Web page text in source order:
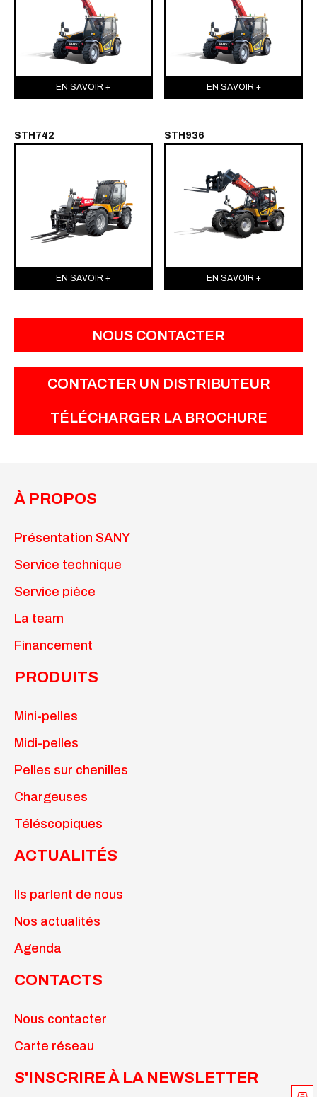
EN SAVOIR + EN SAVOIR +
STH742
EN SAVOIR +
STH936
EN SAVOIR +
NOUS CONTACTER
CONTACTER UN DISTRIBUTEUR
TÉLÉCHARGER LA BROCHURE
À PROPOS
Présentation SANY
Service technique
Service pièce
La team
Financement
PRODUITS
Mini-pelles
Midi-pelles
Pelles sur chenilles
Chargeuses
Téléscopiques
ACTUALITÉS
Ils parlent de nous
Nos actualités
Agenda
CONTACTS
Nous contacter
Carte réseau
S'INSCRIRE À LA NEWSLETTER